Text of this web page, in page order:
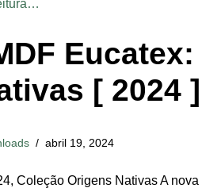
Eucatex:
[ 2024 ]
abril 19, 2024
Coleção Origens Nativas A nova